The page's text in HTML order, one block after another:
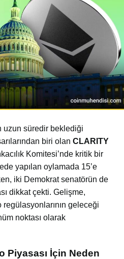
uzun süredir beklediği
biri olan CLARITY
Komitesi’nde kritik bir
yapılan oylamada 15’e
iki Demokrat senatörün de
dikkat çekti. Gelişme,
geleceği
noktası olarak
Piyasası İçin Neden